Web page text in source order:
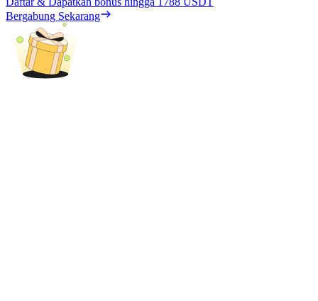
Penguncian BTR
Investasi eksklusif untuk pemegang BTR
Bergabung Sekarang